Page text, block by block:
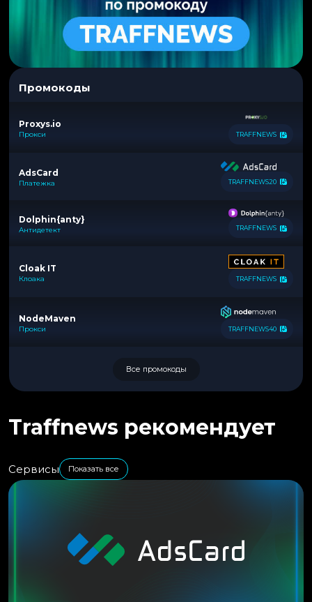
Промокоды
Proxys.io
Прокси TRAFFNEWS
AdsCard
Платежка TRAFFNEWS20
Dolphin{anty}
Антидетект TRAFFNEWS
Cloak IT
Клоака TRAFFNEWS
NodeMaven
Прокси TRAFFNEWS40
Все промокоды
Traffnews рекомендует
Сервисы Показать все